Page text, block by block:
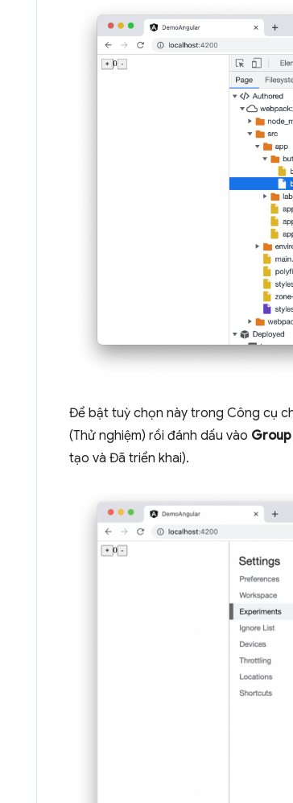
Để bật tuỳ chọn này trong Công cụ
(Thử nghiệm) rồi đánh dấu vào
tạo và Đã triển khai).